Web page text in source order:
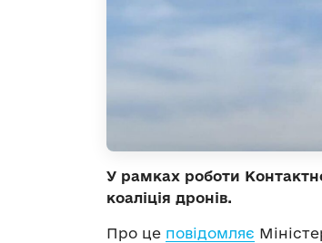
У рамках роботи
коаліція дронів.
Про це повідомляє